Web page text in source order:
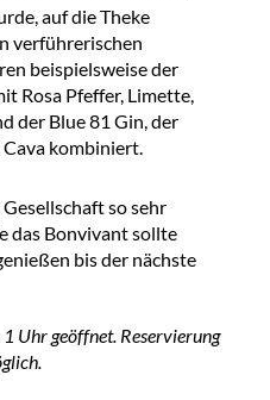
auf die Theke
verführerischen
beispielsweise der
Rosa Pfeffer, Limette,
der Blue 81 Gin, der
kombiniert.
so sehr
das Bonvivant sollte
bis der nächste
Uhr geöffnet. Reservierung